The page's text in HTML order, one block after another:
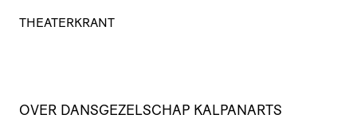
THEATERKRANT
OVER DANS­GE­ZEL­SCHAP KALPANARTS